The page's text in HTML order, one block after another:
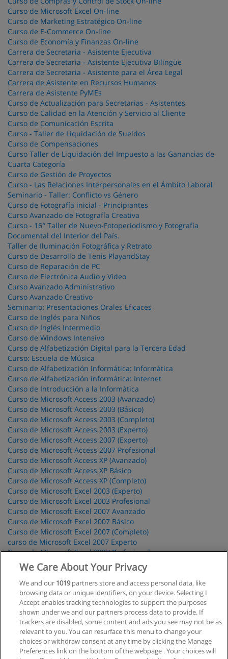
Curso de Microsoft Excel On-line
Curso de Marketing Estratégico On-line
Curso de E-Commerce On-line
Curso de Economía y Finanzas On-line
Carrera de Secretaria - Asistente Ejecutiva
Carrera de Secretaria - Asistente Ejecutiva Bilingüe
Carrera de Secretaria - Asistente para el Área Legal
Carrera de Asistente en Recursos Humanos
Carrera de Asistente PyMEs
Curso de Actualización para Secretarias - Asistentes
Curso de Calidad en la Atención y Servicio al Cliente
Curso de Comunicación Escrita
Curso - Taller de Liquidación de Sueldos
Curso de Compensaciones
Curso Taller de Liquidación del Impuesto a las Ganancias de
Cuarta Categoría
Curso de Gestión de Proyectos
Curso - Las Relaciones Interpersonales en el Ámbito Laboral
Seminario - Taller: Conflicto vs Género
Curso de Fotografía inicial - Principiantes
Curso Avanzado de Fotografía Creativa
Curso - 16° Taller de Nuevo-Fotoperiodismo y Fotografía
Documental del Interior del País.
Taller de Iluminación Fotográfica y Retrato
Curso de Desarrollo de Tenis PlayandStay
Curso de Reparación de PC
Curso de Electrónica Audio y Video
Curso Avanzado Administrativo
Curso Avanzado Creativo
Seminario: Presentaciones Orales Eficaces
Curso de Inglés para Niños
Curso de Inglés Intermedio
Curso de Windows Intensivo
Curso de Alfabetización Digital para la Tercera Edad
Curso: Escuela de Música
Curso de Alfabetización Informática: Informática
Curso de Alfabetización informática: Internet
Curso de Introducción a la Informática
Curso de Microsoft Access 2003 (Avanzado)
Curso de Microsoft Access 2003 (Básico)
Curso de Microsoft Access 2003 (Completo)
Curso de Microsoft Access 2003 (Experto)
Curso de Microsoft Access 2007 (Experto)
Curso de Microsoft Access 2007 Profesional
Curso de Microsoft Access XP (Avanzado)
Curso de Microsoft Access XP Básico
Curso de Microsoft Access XP (Completo)
Curso de Microsoft Excel 2003 (Experto)
Curso de Microsoft Excel 2003 Profesional
Curso de Microsoft Excel 2007 Avanzado
Curso de Microsoft Excel 2007 Básico
Curso de Microsoft Excel 2007 (Completo)
curso de Microsoft Excel 2007 Experto
Curso de Microsoft Excel 2007 Profesional
Curso de Microsoft Excel 2007 (Básico y Avanzado)
Curso de Microsoft Excel XP Avanzado
Curso de Microsoft Excel XP Básico
Curso de Microsoft Excel XP (Completo)
Curso de Microsoft Outlook 2003
Curso de Microsoft Outlook 2007
Curso de 3D Studio Max 9
We Care About Your Privacy
We and our 1019partners store and access personal data, like
browsing data or unique identifiers, on your device. Selecting I
Accept enables tracking technologies to support the purposes
shown under we and our partners process data to provide. If
trackers are disabled, some content and ads you see may not be as
relevant to you. You can resurface this menu to change your
choices or withdraw consent at any time by clicking the Manage
Preferences link on the bottom of the webpage . Your choices will